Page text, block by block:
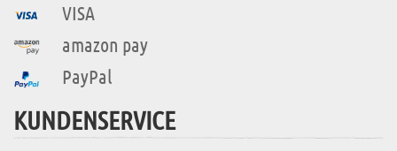
VISA
amazon pay
PayPal
KUNDENSERVICE